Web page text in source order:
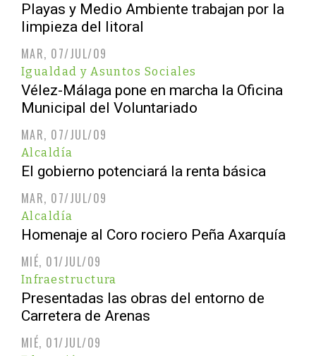
Playas y Medio Ambiente trabajan por la
limpieza del litoral
MAR, 07/JUL/09
Igualdad y Asuntos Sociales
Vélez-Málaga pone en marcha la Oficina
Municipal del Voluntariado
MAR, 07/JUL/09
Alcaldía
El gobierno potenciará la renta básica
MAR, 07/JUL/09
Alcaldía
Homenaje al Coro rociero Peña Axarquía
MIÉ, 01/JUL/09
Infraestructura
Presentadas las obras del entorno de
Carretera de Arenas
MIÉ, 01/JUL/09